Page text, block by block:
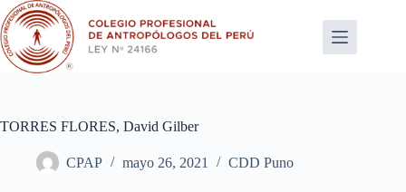
Saltar
al
contenido
TORRES FLORES, David Gilber
CPAP mayo 26, 2021 CDD Puno